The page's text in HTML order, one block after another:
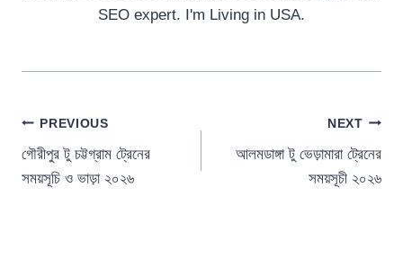
SEO expert. I'm Living in USA.
Post
navigation
PREVIOUS
গৌরীপুর টু চট্টগ্রাম ট্রেনের
সময়সূচি ও ভাড়া ২০২৬
NEXT
আলমডাঙ্গা টু ভেড়ামারা ট্রেনের
সময়সূচী ২০২৬